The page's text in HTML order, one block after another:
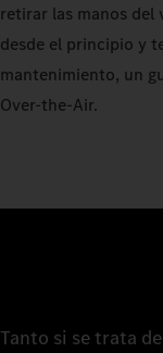
retirar las manos del
desde el principio y
mantenimiento, un
Over-the-Air.
Tanto si se trata